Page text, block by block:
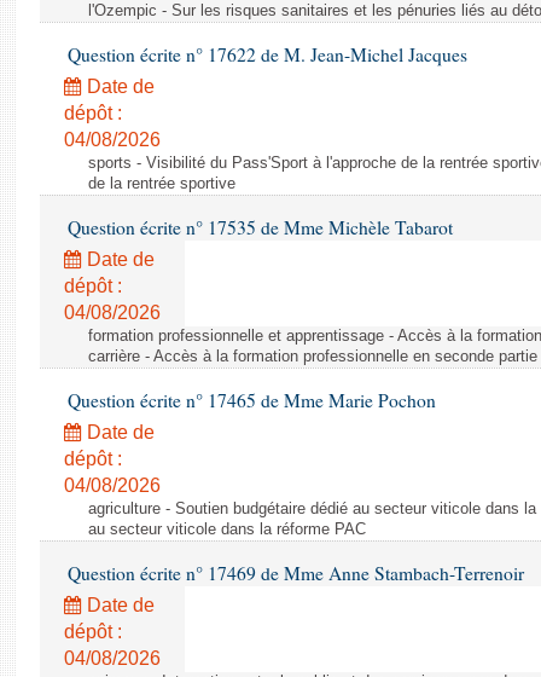
l'Ozempic - Sur les risques sanitaires et les pénuries liés au
Question écrite n° 17622 de M. Jean-Michel Jacques
Date de
dépôt :
04/08/2026
sports - Visibilité du Pass'Sport à l'approche de la rentrée
de la rentrée sportive
Question écrite n° 17535 de Mme Michèle Tabarot
Date de
dépôt :
04/08/2026
formation professionnelle et apprentissage - Accès à la
carrière - Accès à la formation professionnelle en seconde partie
Question écrite n° 17465 de Mme Marie Pochon
Date de
dépôt :
04/08/2026
agriculture - Soutien budgétaire dédié au secteur viticole dans
au secteur viticole dans la réforme PAC
Question écrite n° 17469 de Mme Anne Stambach-Terrenoir
Date de
dépôt :
04/08/2026